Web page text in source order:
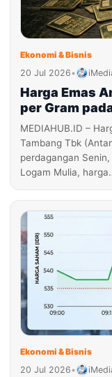
Ekonomi & Bisnis
20 Jul 2026•
Harga Emas
per Gram
MEDIAHUB.ID –
Tambang Tbk
perdagangan
Logam Mulia,
Ekonomi & Bisnis
20 Jul 2026•